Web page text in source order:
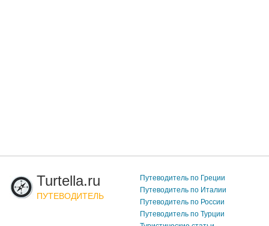
Turtella.ru
ПУТЕВОДИТЕЛЬ
Путеводитель по Греции
Путеводитель по Италии
Путеводитель по России
Путеводитель по Турции